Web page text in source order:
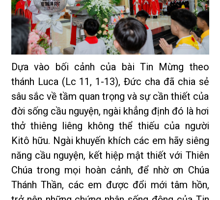
Dựa vào bối cảnh của bài Tin Mừng theo
thánh Luca (Lc 11, 1-13), Đức cha đã chia sẻ
sâu sắc về tầm quan trọng và sự cần thiết của
đời sống cầu nguyện, ngài khẳng định đó là hơi
thở thiêng liêng không thể thiếu của người
Kitô hữu. Ngài khuyến khích các em hãy siêng
năng cầu nguyện, kết hiệp mật thiết với Thiên
Chúa trong mọi hoàn cảnh, để nhờ ơn Chúa
Thánh Thần, các em được đổi mới tâm hồn,